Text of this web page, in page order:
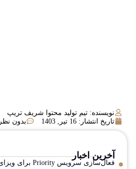
نویسنده: تیم تولید محتوا شریف تریپ
تاریخ انتشار: 16 تیر, 1403 بدون نظر
آخرین اخبار
فعال‌سازی سرویس Priority برای ویزای انگلستان در ایران